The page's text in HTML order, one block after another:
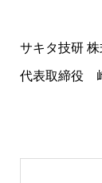
サキタ技研
代表取締役